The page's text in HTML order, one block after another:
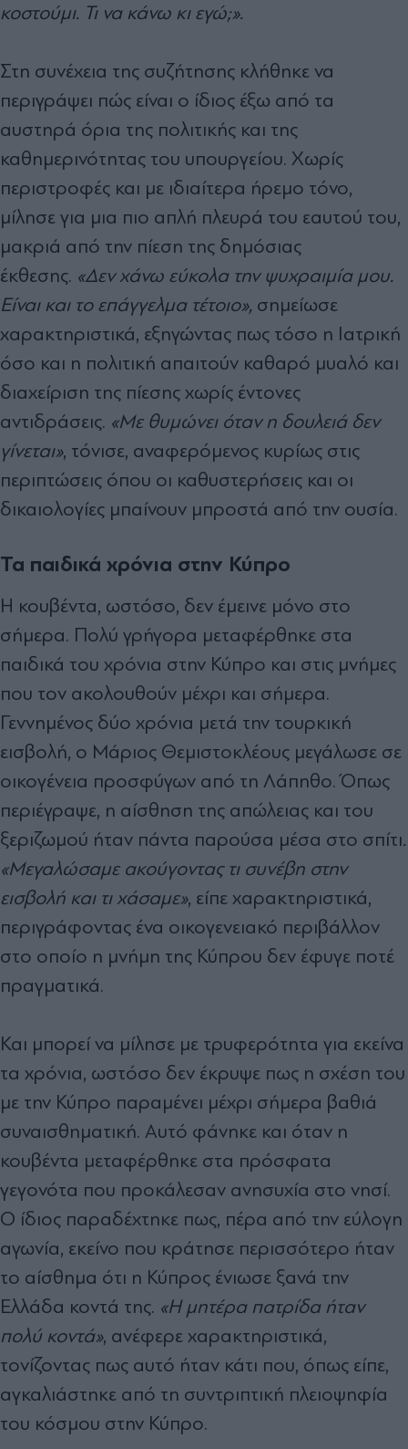
κοστούμι. Τι να κάνω κι εγώ;».
Στη συνέχεια της συζήτησης κλήθηκε να
περιγράψει πώς είναι ο ίδιος έξω από τα
αυστηρά όρια της πολιτικής και της
καθημερινότητας του υπουργείου. Χωρίς
περιστροφές και με ιδιαίτερα ήρεμο τόνο,
μίλησε για μια πιο απλή πλευρά του εαυτού του,
μακριά από την πίεση της δημόσιας
έκθεσης. «Δεν χάνω εύκολα την ψυχραιμία μου.
Είναι και το επάγγελμα τέτοιο», σημείωσε
χαρακτηριστικά, εξηγώντας πως τόσο η Ιατρική
όσο και η πολιτική απαιτούν καθαρό μυαλό και
διαχείριση της πίεσης χωρίς έντονες
αντιδράσεις. «Με θυμώνει όταν η δουλειά δεν
γίνεται», τόνισε, αναφερόμενος κυρίως στις
περιπτώσεις όπου οι καθυστερήσεις και οι
δικαιολογίες μπαίνουν μπροστά από την ουσία.
Τα παιδικά χρόνια στην Κύπρο
Η κουβέντα, ωστόσο, δεν έμεινε μόνο στο
σήμερα. Πολύ γρήγορα μεταφέρθηκε στα
παιδικά του χρόνια στην Κύπρο και στις μνήμες
που τον ακολουθούν μέχρι και σήμερα.
Γεννημένος δύο χρόνια μετά την τουρκική
εισβολή, ο Μάριος Θεμιστοκλέους μεγάλωσε σε
οικογένεια προσφύγων από τη Λάπηθο. Όπως
περιέγραψε, η αίσθηση της απώλειας και του
ξεριζωμού ήταν πάντα παρούσα μέσα στο σπίτι.
«Μεγαλώσαμε ακούγοντας τι συνέβη στην
εισβολή και τι χάσαμε», είπε χαρακτηριστικά,
περιγράφοντας ένα οικογενειακό περιβάλλον
στο οποίο η μνήμη της Κύπρου δεν έφυγε ποτέ
πραγματικά.
Και μπορεί να μίλησε με τρυφερότητα για εκείνα
τα χρόνια, ωστόσο δεν έκρυψε πως η σχέση του
με την Κύπρο παραμένει μέχρι σήμερα βαθιά
συναισθηματική. Αυτό φάνηκε και όταν η
κουβέντα μεταφέρθηκε στα πρόσφατα
γεγονότα που προκάλεσαν ανησυχία στο νησί.
Ο ίδιος παραδέχτηκε πως, πέρα από την εύλογη
αγωνία, εκείνο που κράτησε περισσότερο ήταν
το αίσθημα ότι η Κύπρος ένιωσε ξανά την
Ελλάδα κοντά της. «Η μητέρα πατρίδα ήταν
πολύ κοντά», ανέφερε χαρακτηριστικά,
τονίζοντας πως αυτό ήταν κάτι που, όπως είπε,
αγκαλιάστηκε από τη συντριπτική πλειοψηφία
του κόσμου στην Κύπρο.